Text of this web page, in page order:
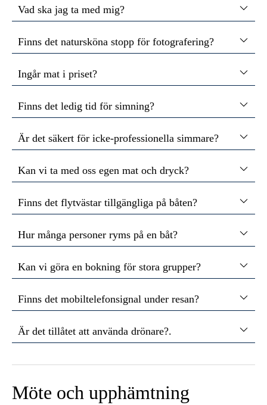
Vad ska jag ta med mig?
Finns det natursköna stopp för fotografering?
Ingår mat i priset?
Finns det ledig tid för simning?
Är det säkert för icke-professionella simmare?
Kan vi ta med oss egen mat och dryck?
Finns det flytvästar tillgängliga på båten?
Hur många personer ryms på en båt?
Kan vi göra en bokning för stora grupper?
Finns det mobiltelefonsignal under resan?
Är det tillåtet att använda drönare?.
Möte och upphämtning